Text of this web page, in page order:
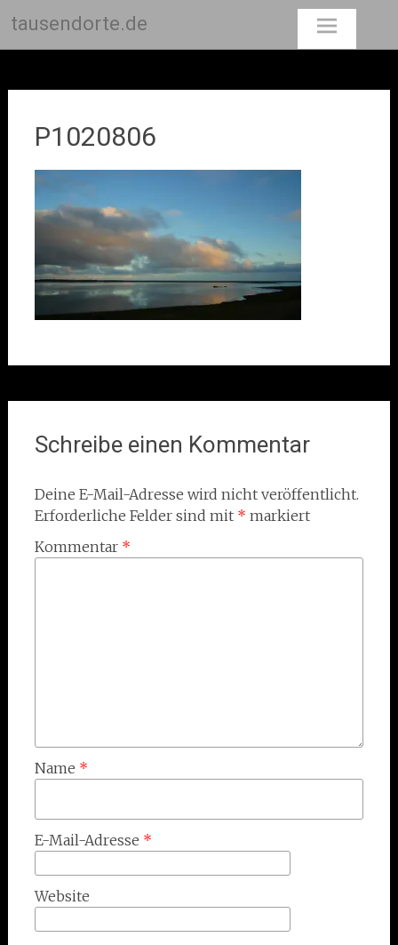
tausendorte.de
P1020806
Schreibe einen Kommentar
Deine E-Mail-Adresse wird nicht veröffentlicht.
Erforderliche Felder sind mit * markiert
Kommentar *
Name *
E-Mail-Adresse *
Website